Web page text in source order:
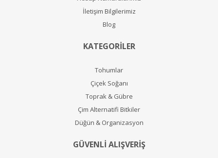
İletişim Bilgilerimiz
Blog
KATEGORİLER
Tohumlar
Çiçek Soğanı
Toprak & Gübre
Çim Alternatifi Bitkiler
Düğün & Organizasyon
GÜVENLİ ALIŞVERİŞ